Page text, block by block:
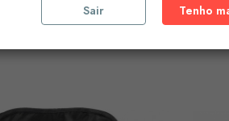
Produtos Na
Sair Tenho